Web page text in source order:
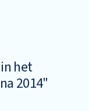
het
2014"